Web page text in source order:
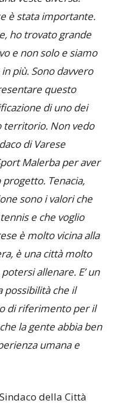
è stata importante.
ho trovato grande
e non solo e siamo
più. Sono davvero
questo
di uno dei
territorio. Non vedo
di Varese
Malerba per aver
Tenacia,
sono i valori che
e che voglio
è molto vicina alla
è una città molto
allenare. E’ un
possibilità che il
di riferimento per il
la gente abbia ben
umana e
della Città